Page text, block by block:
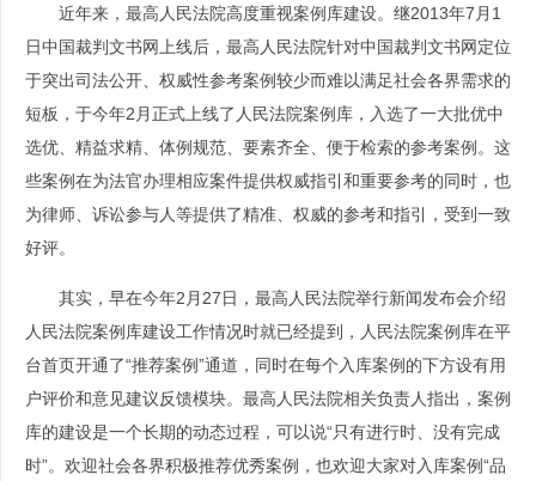
近年来，最高人民法院高度重视案例库建设。继2013年7月1
日中国裁判文书网上线后，最高人民法院针对中国裁判文书网定位
于突出司法公开、权威性参考案例较少而难以满足社会各界需求的
短板，于今年2月正式上线了人民法院案例库，入选了一大批优中
选优、精益求精、体例规范、要素齐全、便于检索的参考案例。这
些案例在为法官办理相应案件提供权威指引和重要参考的同时，也
为律师、诉讼参与人等提供了精准、权威的参考和指引，受到一致
好评。
其实，早在今年2月27日，最高人民法院举行新闻发布会介绍
人民法院案例库建设工作情况时就已经提到，人民法院案例库在平
台首页开通了“推荐案例”通道，同时在每个入库案例的下方设有用
户评价和意见建议反馈模块。最高人民法院相关负责人指出，案例
库的建设是一个长期的动态过程，可以说“只有进行时、没有完成
时”。欢迎社会各界积极推荐优秀案例，也欢迎大家对入库案例“品